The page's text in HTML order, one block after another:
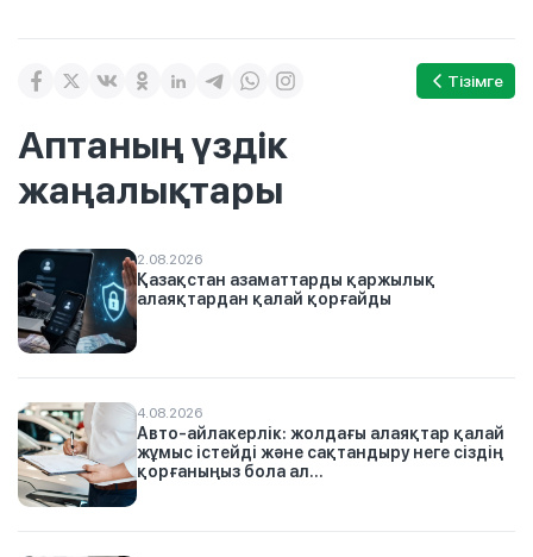
Тізімге
Аптаның үздік
жаңалықтары
2.08.2026
Қазақстан азаматтарды қаржылық
алаяқтардан қалай қорғайды
4.08.2026
Авто-айлакерлік: жолдағы алаяқтар қалай
жұмыс істейді және сақтандыру неге сіздің
қорғаныңыз бола ал...